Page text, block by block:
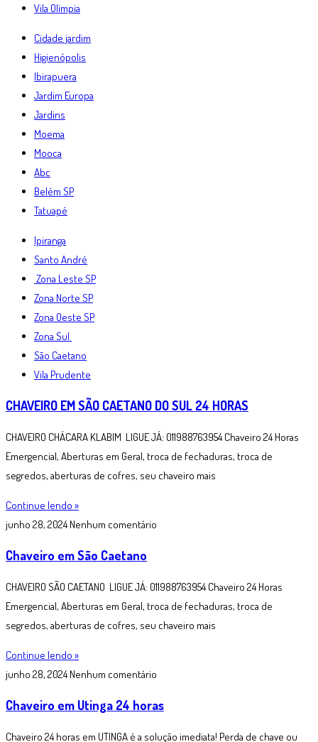
Vila Olímpia
Cidade jardim
Higienópolis
Ibirapuera
Jardim Europa
Jardins
Moema
Mooca
Abc
Belém SP
Tatuapé
Ipiranga
Santo André
Zona Leste SP
Zona Norte SP
Zona Oeste SP
Zona Sul
São Caetano
Vila Prudente
CHAVEIRO EM SÃO CAETANO DO SUL 24 HORAS
CHAVEIRO CHÁCARA KLABIM LIGUE JÁ: 011988763954 Chaveiro 24 Horas
Emergencial, Aberturas em Geral, troca de fechaduras, troca de
segredos, aberturas de cofres, seu chaveiro mais
Continue lendo »
junho 28, 2024Nenhum comentário
Chaveiro em São Caetano
CHAVEIRO SÃO CAETANO LIGUE JÁ: 011988763954 Chaveiro 24 Horas
Emergencial, Aberturas em Geral, troca de fechaduras, troca de
segredos, aberturas de cofres, seu chaveiro mais
Continue lendo »
junho 28, 2024Nenhum comentário
Chaveiro em Utinga 24 horas
Chaveiro 24 horas em UTINGA é a solução imediata! Perda de chave ou